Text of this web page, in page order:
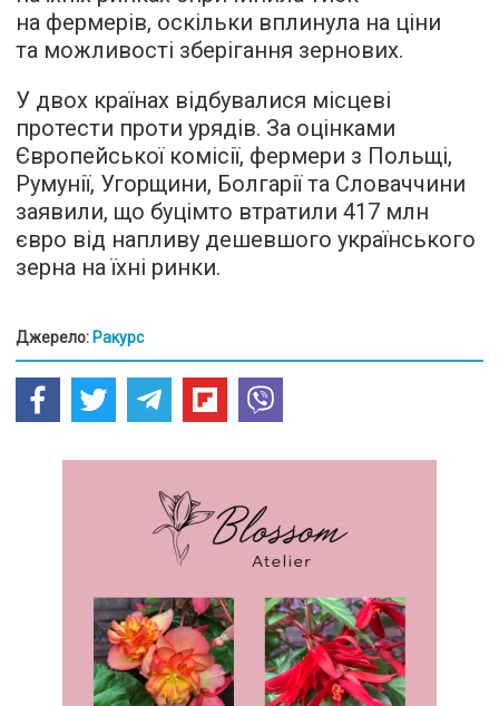
на фермерів, оскільки вплинула на ціни
та можливості зберігання зернових.
У двох країнах відбувалися місцеві
протести проти урядів. За оцінками
Європейської комісії, фермери з Польщі,
Румунії, Угорщини, Болгарії та Словаччини
заявили, що буцімто втратили 417 млн
євро від напливу дешевшого українського
зерна на їхні ринки.
Джерело: Ракурс